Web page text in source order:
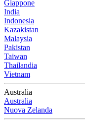
Giappone
India
Indonesia
Kazakistan
Malaysia
Pakistan
Taiwan
Thailandia
Vietnam
Australia
Australia
Nuova Zelanda